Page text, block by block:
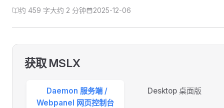
约 459 字大约 2 分钟 2025-12-06
获取 MSLX
Daemon 服务端 /
Webpanel 网页控制台
Desktop 桌面版